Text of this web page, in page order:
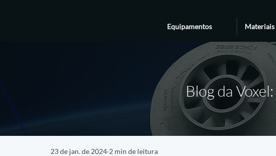
Equipamentos Materiais
Blog da Voxel:
23 de jan. de 2024 2 min de leitura